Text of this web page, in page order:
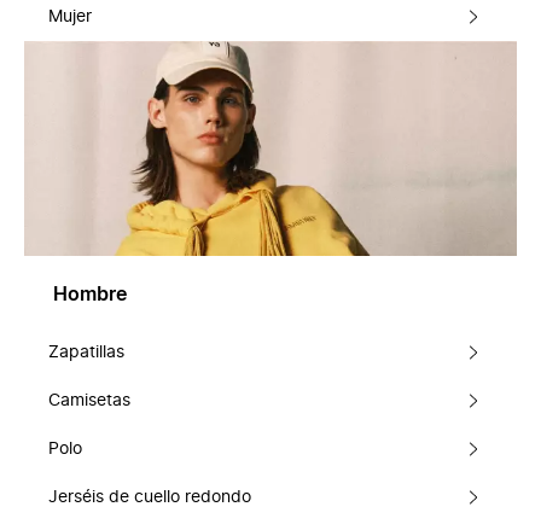
Mujer
Hombre
Zapatillas
Camisetas
Polo
Jerséis de cuello redondo